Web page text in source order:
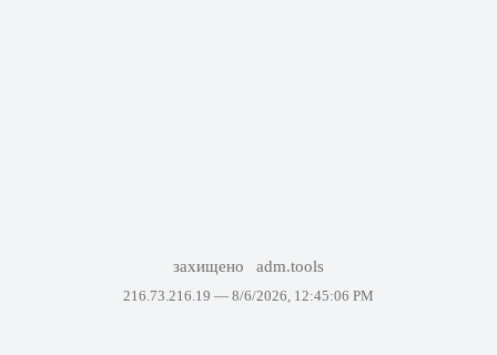
захищено adm.tools
216.73.216.19 — 8/6/2026, 12:45:06 PM